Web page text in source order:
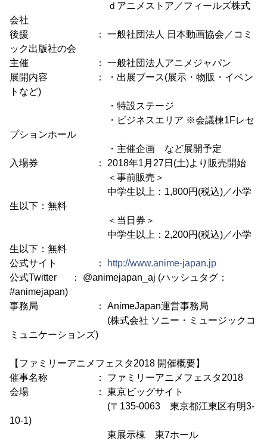
ｄアニメストア／フィールズ株式
会社
後援 ： 一般社団法人 日本動画協会／コミ
ック出版社の会
主催 ： 一般社団法人アニメジャパン
展開内容 ： ・出展ブース(展示・物販・イベン
トなど)
・特設ステージ
・ビジネスエリア ※会議棟1Fレセ
プションホール
・主催企画 など展開予定
入場券 ： 2018年1月27日(土)より販売開始
＜事前販売＞
中学生以上：1,800円(税込)／小学
生以下：無料
＜当日券＞
中学生以上：2,200円(税込)／小学
生以下：無料
公式サイト ：
http://www.anime-japan.jp
公式Twitter ： @animejapan_aj (ハッシュタグ：
#animejapan)
事務局 ： AnimeJapan運営事務局
(株式会社 ソニー・ミュージックコ
ミュニケーションズ)
【ファミリーアニメフェスタ2018 開催概要】
催事名称 ： ファミリーアニメフェスタ2018
会場 ： 東京ビッグサイト
(〒135-0063 東京都江東区有明3-
10-1)
東展示棟 東7ホール